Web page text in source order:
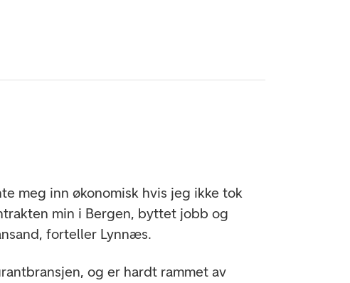
meg inn økonomisk hvis jeg ikke tok
min i Bergen, byttet jobb og
forteller Lynnæs.
og er hardt rammet av